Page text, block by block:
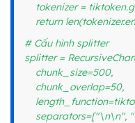
tokenizer =
return
# Cấu hình splitter
splitter =
chunk_size=500,
chunk_overlap=50,
separators=["\n\n",